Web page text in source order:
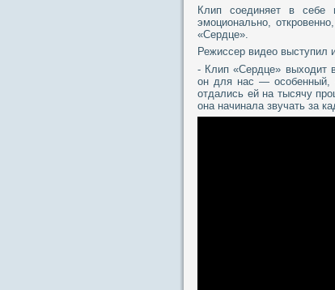
Клип соединяет в себе
эмоционально,
«Сердце».
Режиссер видео выступил
- Клип «Сердце» выходит
он для нас —
отдались ей на тысячу
она начинала звучать за